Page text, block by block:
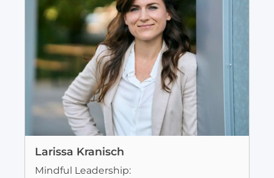
Larissa Kranisch
Mindful Leadership: